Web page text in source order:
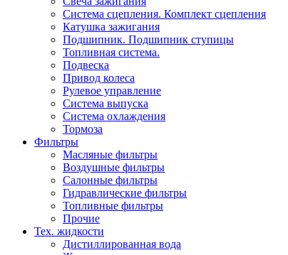
Система сцепления. Комплект сцепления
Катушка зажигания
Подшипник. Подшипник ступицы
Топливная система.
Подвеска
Привод колеса
Рулевое управление
Система выпуска
Система охлаждения
Тормоза
Фильтры
Масляные фильтры
Воздушные фильтры
Салонные фильтры
Гидравлические фильтры
Топливные фильтры
Прочие
Тех. жидкости
Дистиллированная вода